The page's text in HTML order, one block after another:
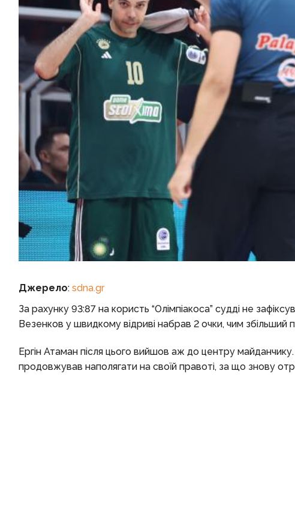
Джерело: sdna.gr
За рахунку 93:87 на користь “Олімпіакоса” судді не
Везенков у швидкому відриві набрав 2 очки, чим збільший
Ергін Атаман після цього вийшов аж до центру
продовжував наполягати на своїй правоті, за що знову